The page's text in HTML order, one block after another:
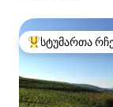
სტუმართა
სტუმართა